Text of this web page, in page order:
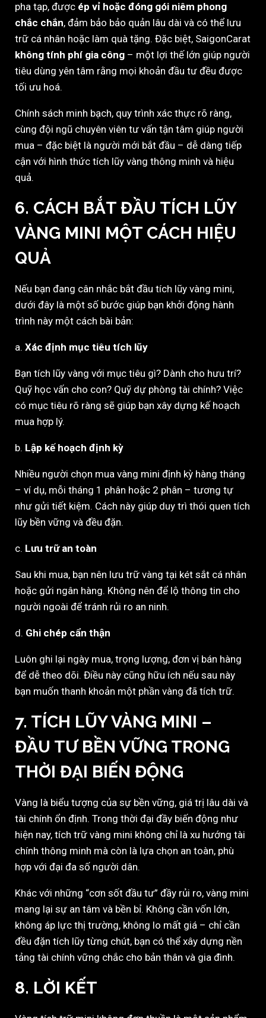
pha tạp, được ép vỉ hoặc đóng gói niêm phong
chắc chắn, đảm bảo bảo quản lâu dài và có thể lưu
trữ cá nhân hoặc làm quà tặng. Đặc biệt, SaigonCarat
không tính phí gia công – một lợi thế lớn giúp người
tiêu dùng yên tâm rằng mọi khoản đầu tư đều được
tối ưu hoá.
Chính sách minh bạch, quy trình xác thực rõ ràng,
cùng đội ngũ chuyên viên tư vấn tận tâm giúp người
mua – đặc biệt là người mới bắt đầu – dễ dàng tiếp
cận với hình thức tích lũy vàng thông minh và hiệu
quả.
6. CÁCH BẮT ĐẦU TÍCH LŨY
VÀNG MINI MỘT CÁCH HIỆU
QUẢ
Nếu bạn đang cân nhắc bắt đầu tích lũy vàng mini,
dưới đây là một số bước giúp bạn khởi động hành
trình này một cách bài bản:
a. Xác định mục tiêu tích lũy
Bạn tích lũy vàng với mục tiêu gì? Dành cho hưu trí?
Quỹ học vấn cho con? Quỹ dự phòng tài chính? Việc
có mục tiêu rõ ràng sẽ giúp bạn xây dựng kế hoạch
mua hợp lý.
b. Lập kế hoạch định kỳ
Nhiều người chọn mua vàng mini định kỳ hàng tháng
– ví dụ, mỗi tháng 1 phân hoặc 2 phân – tương tự
như gửi tiết kiệm. Cách này giúp duy trì thói quen tích
lũy bền vững và đều đặn.
c. Lưu trữ an toàn
Sau khi mua, bạn nên lưu trữ vàng tại két sắt cá nhân
hoặc gửi ngân hàng. Không nên để lộ thông tin cho
người ngoài để tránh rủi ro an ninh.
d. Ghi chép cẩn thận
Luôn ghi lại ngày mua, trọng lượng, đơn vị bán hàng
để dễ theo dõi. Điều này cũng hữu ích nếu sau này
bạn muốn thanh khoản một phần vàng đã tích trữ.
7. TÍCH LŨY VÀNG MINI –
ĐẦU TƯ BỀN VỮNG TRONG
THỜI ĐẠI BIẾN ĐỘNG
Vàng là biểu tượng của sự bền vững, giá trị lâu dài và
tài chính ổn định. Trong thời đại đầy biến động như
hiện nay, tích trữ vàng mini không chỉ là xu hướng tài
chính thông minh mà còn là lựa chọn an toàn, phù
hợp với đại đa số người dân.
Khác với những “cơn sốt đầu tư” đầy rủi ro, vàng mini
mang lại sự an tâm và bền bỉ. Không cần vốn lớn,
không áp lực thị trường, không lo mất giá – chỉ cần
đều đặn tích lũy từng chút, bạn có thể xây dựng nền
tảng tài chính vững chắc cho bản thân và gia đình.
8. LỜI KẾT